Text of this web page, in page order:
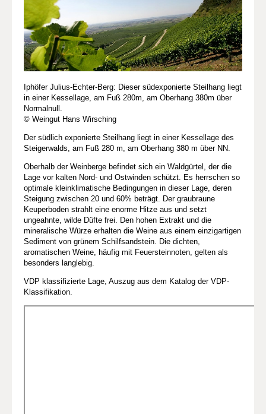
Iphöfer Julius-Echter-Berg: Dieser südexponierte Steilhang liegt
in einer Kessellage, am Fuß 280m, am Oberhang 380m über
Normalnull.
© Weingut Hans Wirsching
Der südlich exponierte Steilhang liegt in einer Kessellage des
Steigerwalds, am Fuß 280 m, am Oberhang 380 m über NN.
Oberhalb der Weinberge befindet sich ein Waldgürtel, der die
Lage vor kalten Nord- und Ostwinden schützt. Es herrschen so
optimale kleinklimatische Bedingungen in dieser Lage, deren
Steigung zwischen 20 und 60% beträgt. Der graubraune
Keuperboden strahlt eine enorme Hitze aus und setzt
ungeahnte, wilde Düfte frei. Den hohen Extrakt und die
mineralische Würze erhalten die Weine aus einem einzigartigen
Sediment von grünem Schilfsandstein. Die dichten,
aromatischen Weine, häufig mit Feuersteinnoten, gelten als
besonders langlebig.
VDP klassifizierte Lage, Auszug aus dem Katalog der VDP-
Klassifikation.